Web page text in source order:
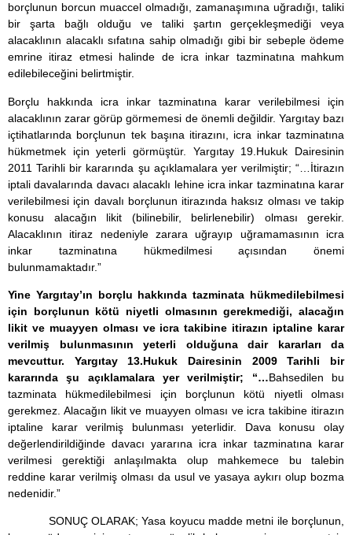
borçlunun borcun muaccel olmadığı, zamanaşımına uğradığı, taliki
bir şarta bağlı olduğu ve taliki şartın gerçekleşmediği veya
alacaklının alacaklı sıfatına sahip olmadığı gibi bir sebeple ödeme
emrine itiraz etmesi halinde de icra inkar tazminatına mahkum
edilebileceğini belirtmiştir.
Borçlu hakkında icra inkar tazminatına karar verilebilmesi için
alacaklının zarar görüp görmemesi de önemli değildir. Yargıtay bazı
içtihatlarında borçlunun tek başına itirazını, icra inkar tazminatına
hükmetmek için yeterli görmüştür. Yargıtay 19.Hukuk Dairesinin
2011 Tarihli bir kararında şu açıklamalara yer verilmiştir; “…İtirazın
iptali davalarında davacı alacaklı lehine icra inkar tazminatına karar
verilebilmesi için davalı borçlunun itirazında haksız olması ve takip
konusu alacağın likit (bilinebilir, belirlenebilir) olması gerekir.
Alacaklının itiraz nedeniyle zarara uğrayıp uğramamasının icra
inkar tazminatına hükmedilmesi açısından önemi
bulunmamaktadır.”
Yine Yargıtay’ın borçlu hakkında tazminata hükmedilebilmesi
için borçlunun kötü niyetli olmasının gerekmediği, alacağın
likit ve muayyen olması ve icra takibine itirazın iptaline karar
verilmiş bulunmasının yeterli olduğuna dair kararları da
mevcuttur. Yargıtay 13.Hukuk Dairesinin 2009 Tarihli bir
kararında şu açıklamalara yer verilmiştir; “…Bahsedilen bu
tazminata hükmedilebilmesi için borçlunun kötü niyetli olması
gerekmez. Alacağın likit ve muayyen olması ve icra takibine itirazın
iptaline karar verilmiş bulunması yeterlidir. Dava konusu olay
değerlendirildiğinde davacı yararına icra inkar tazminatına karar
verilmesi gerektiği anlaşılmakta olup mahkemece bu talebin
reddine karar verilmiş olması da usul ve yasaya aykırı olup bozma
nedenidir.”
SONUÇ OLARAK; Yasa koyucu madde metni ile borçlunun,